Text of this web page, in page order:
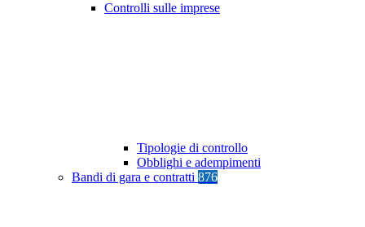
Controlli sulle imprese
Tipologie di controllo
Obblighi e adempimenti
Bandi di gara e contratti 876